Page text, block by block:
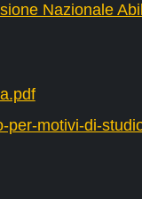
Nazionale
per-motivi-di-